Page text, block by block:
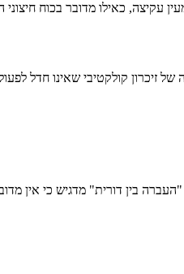
עקיצה, כאילו מדובר בכוח חיצוני
קולקטיבי שאינו חדל
בין דורית" מדגיש כי אין